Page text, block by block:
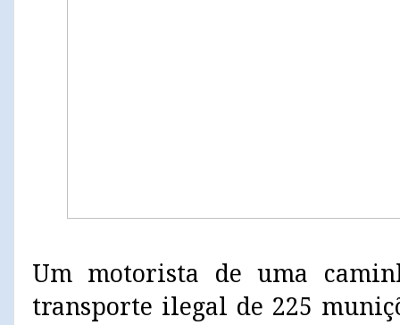
Um motorista de uma
transporte ilegal de 225